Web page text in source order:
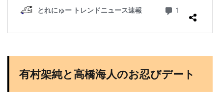
有村架純と高橋海人のお忍びデート